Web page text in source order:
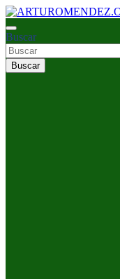
Saltar
al
contenido
ARTURO MENDEZ
Buscar
Buscar